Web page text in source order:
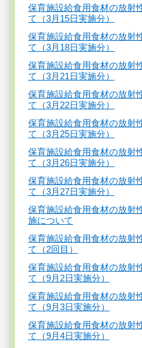
保育施設給食用食材の放射
て（3月15日実施分）
保育施設給食用食材の放射
て（3月18日実施分）
保育施設給食用食材の放射
て（3月21日実施分）
保育施設給食用食材の放射
て（3月22日実施分）
保育施設給食用食材の放射
て（3月25日実施分）
保育施設給食用食材の放射
て（3月26日実施分）
保育施設給食用食材の放射
て（3月27日実施分）
保育施設給食用食材の放射
施について
保育施設給食用食材の放射
て（2回目）
保育施設給食用食材の放射
て（9月2日実施分）
保育施設給食用食材の放射
て（9月3日実施分）
保育施設給食用食材の放射
て（9月4日実施分）